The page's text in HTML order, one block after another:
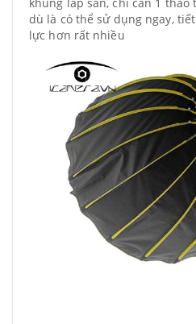
dù là có thể sử dụng ngay,
lực hơn rất nhiều